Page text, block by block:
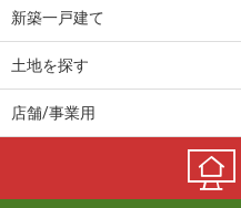
新築一戸建て
土地を探す
店舗/事業用